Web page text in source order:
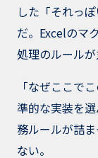
した「それっ
だ。Excelのマ
処理のルールが
「なぜここで
準的な実装を
務ルールが詰
ない。